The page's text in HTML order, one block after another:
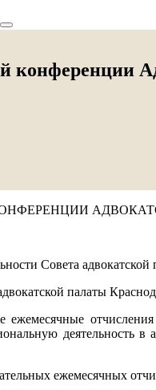
конференции
Совета
палаты
ежемесячные
деятельность в
ежемесячных